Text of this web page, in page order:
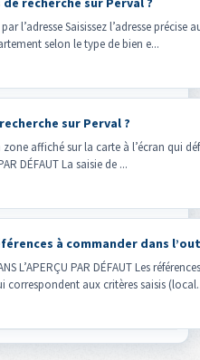
l’adresse Saisissez l’adresse précise
selon le type de bien e...
sur Perval ?
affiché sur la carte à l’écran qui
DÉFAUT La saisie de ...
à commander dans
L’APERÇU PAR DÉFAUT Les
correspondent aux critères saisis